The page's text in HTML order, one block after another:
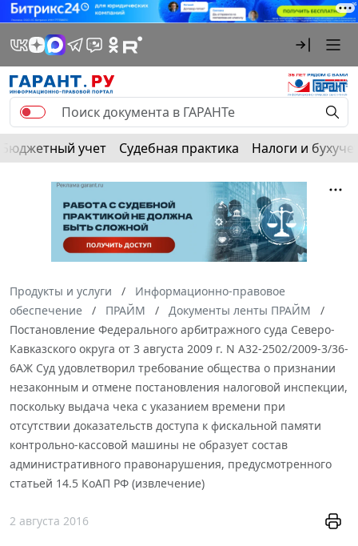
Бюджетный учет Судебная практика Налоги и
Продукты и услуги
Информационно-правовое
обеспечение
ПРАЙМ
Документы ленты ПРАЙМ
Постановление Федерального арбитражного суда Северо-
Кавказского округа от 3 августа 2009 г. N А32-2502/2009-3/36-
6АЖ Суд удовлетворил требование общества о признании
незаконным и отмене постановления налоговой инспекции,
поскольку выдача чека с указанием времени при
отсутствии доказательств доступа к фискальной памяти
контрольно-кассовой машины не образует состав
административного правонарушения, предусмотренного
статьей 14.5 КоАП РФ (извлечение)
2 августа 2016